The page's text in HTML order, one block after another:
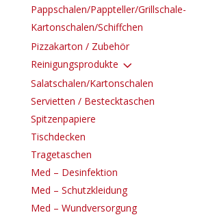
Pappschalen/Pappteller/Grillschale-
Kartonschalen/Schiffchen
Pizzakarton / Zubehör
Reinigungsprodukte 3
Salatschalen/Kartonschalen
Servietten / Bestecktaschen
Spitzenpapiere
Tischdecken
Tragetaschen
Med – Desinfektion
Med – Schutzkleidung
Med – Wundversorgung